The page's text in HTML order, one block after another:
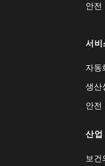
안전
서비
자동
생산
안전
산업
보건